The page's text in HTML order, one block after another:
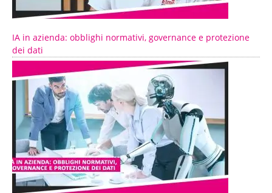
IA in azienda: obblighi normativi, governance e protezione
dei dati